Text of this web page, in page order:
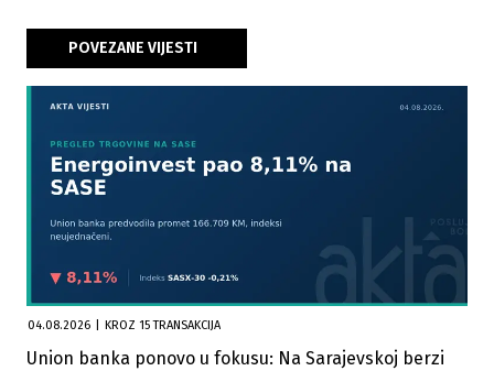
POVEZANE VIJESTI
04.08.2026 KROZ 15 TRANSAKCIJA
Union banka ponovo u fokusu: Na Sarajevskoj berzi